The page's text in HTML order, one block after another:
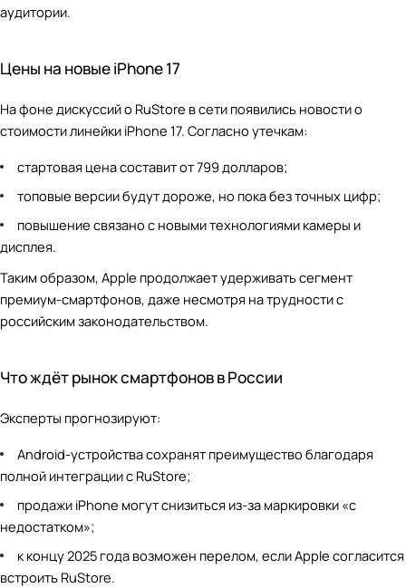
аудитории.
Цены на новые iPhone 17
На фоне дискуссий о RuStore в сети появились новости о
стоимости линейки iPhone 17. Согласно утечкам:
стартовая цена составит от 799 долларов;
топовые версии будут дороже, но пока без точных цифр;
повышение связано с новыми технологиями камеры и
дисплея.
Таким образом, Apple продолжает удерживать сегмент
премиум-смартфонов, даже несмотря на трудности с
российским законодательством.
Что ждёт рынок смартфонов в России
Эксперты прогнозируют:
Android-устройства сохранят преимущество благодаря
полной интеграции с RuStore;
продажи iPhone могут снизиться из-за маркировки «с
недостатком»;
к концу 2025 года возможен перелом, если Apple согласится
встроить RuStore.